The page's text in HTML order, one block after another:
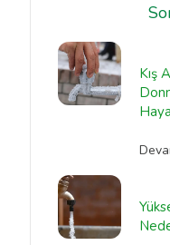
Kış